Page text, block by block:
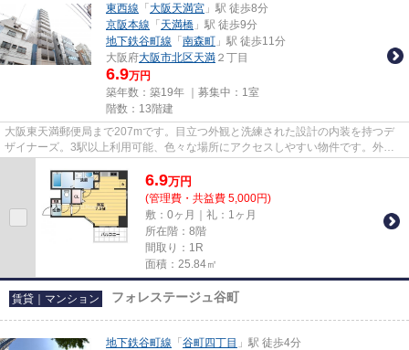
東西線 「 大阪天満宮 」駅 徒歩8分
京阪本線 「 天満橋 」駅 徒歩9分
地下鉄谷町線 「 南森町 」駅 徒歩11分
大阪府大阪市北区天満 ２丁目
6.9万円
築年数：築19年 ｜募集中： 1室
階数：13階建
大阪東天満郵便局まで207mです。目立つ外観と洗練された設計の内装を持つデ
ザイナーズ。3駅以上利用可能、色々な場所にアクセスしやすい物件です。外観
6.9万円
(管理費・共益費 5,000円)
敷：0ヶ月｜礼：1ヶ月
所在階：8階
間取り：1R
面積：25.84㎡
賃貸｜マンション フォレステージュ谷町
地下鉄谷町線 「 谷町四丁目 」駅 徒歩4分